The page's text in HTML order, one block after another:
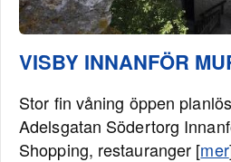
VISBY INNANFÖR
Stor fin våning öppen
Adelsgatan Södertorg
Shopping, restauranger [mer